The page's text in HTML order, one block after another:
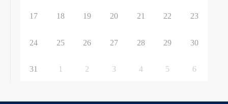
17 18 19 20 21 22 23
24 25 26 27 28 29 30
31 1 2 3 4 5 6